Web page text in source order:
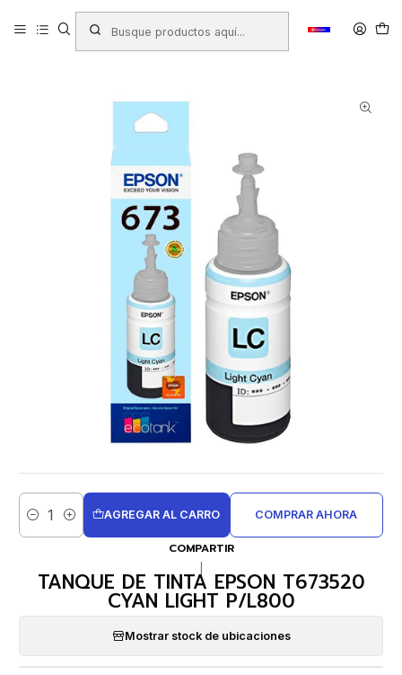
Productos TINTAS - TONER - CINTAS
Cartridge para Impresora Cartridge Epson
TANQUE DE TINTA EPSON T673520 CYAN LIGHT P/L800
Cantidad
AGREGAR AL CARRO COMPRAR AHORA
COMPARTIR
TANQUE DE TINTA EPSON T673520
CYAN LIGHT P/L800
Mostrar stock de ubicaciones